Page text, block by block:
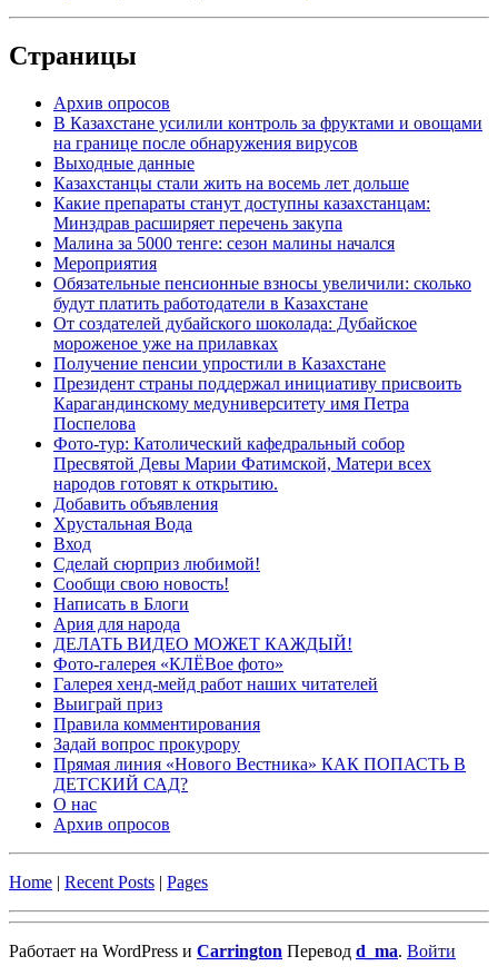
Страницы
Архив опросов
В Казахстане усилили контроль за фруктами и овощами
на границе после обнаружения вирусов
Выходные данные
Казахстанцы стали жить на восемь лет дольше
Какие препараты станут доступны казахстанцам:
Минздрав расширяет перечень закупа
Малина за 5000 тенге: сезон малины начался
Мероприятия
Обязательные пенсионные взносы увеличили: сколько
будут платить работодатели в Казахстане
От создателей дубайского шоколада: Дубайское
мороженое уже на прилавках
Получение пенсии упростили в Казахстане
Президент страны поддержал инициативу присвоить
Карагандинскому медуниверситету имя Петра
Поспелова
Фото-тур: Католический кафедральный собор
Пресвятой Девы Марии Фатимской, Матери всех
народов готовят к открытию.
Добавить объявления
Хрустальная Вода
Вход
Сделай сюрприз любимой!
Сообщи свою новость!
Написать в Блоги
Ария для народа
ДЕЛАТЬ ВИДЕО МОЖЕТ КАЖДЫЙ!
Фото-галерея «КЛЁВое фото»
Галерея хенд-мейд работ наших читателей
Выиграй приз
Правила комментирования
Задай вопрос прокурору
Прямая линия «Нового Вестника» КАК ПОПАСТЬ В
ДЕТСКИЙ САД?
О нас
Архив опросов
Home | Recent Posts | Pages
Работает на WordPress и Carrington Перевод d_ma. Войти